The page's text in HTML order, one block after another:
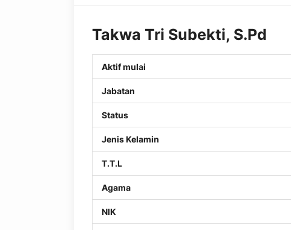
Takwa Tri Subekti, S.Pd
Aktif mulai
Jabatan
Status
Jenis Kelamin
T.T.L
Agama
NIK